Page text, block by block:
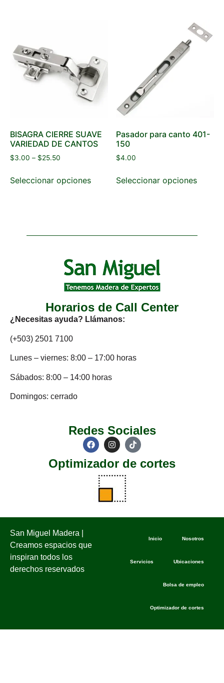
BISAGRA CIERRE SUAVE
VARIEDAD DE CANTOS
$3.00 – $25.50
Seleccionar opciones
Pasador para canto 401-
150
$4.00
Seleccionar opciones
Horarios de Call Center
¿Necesitas ayuda? Llámanos:
(+503) 2501 7100
Lunes – viernes: 8:00 – 17:00 horas
Sábados: 8:00 – 14:00 horas
Domingos: cerrado
Redes Sociales
Optimizador de cortes
San Miguel Madera |
Creamos espacios que
inspiran todos los
derechos reservados
Inicio Nosotros
Servicios Ubicaciones
Bolsa de empleo
Optimizador de cortes